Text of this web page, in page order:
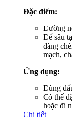
Đặc điểm:
Đường
Đế sâu
dàng
mạch,
Ứng dụng:
Dùng
Có thể
hoặc đi
Chi tiết